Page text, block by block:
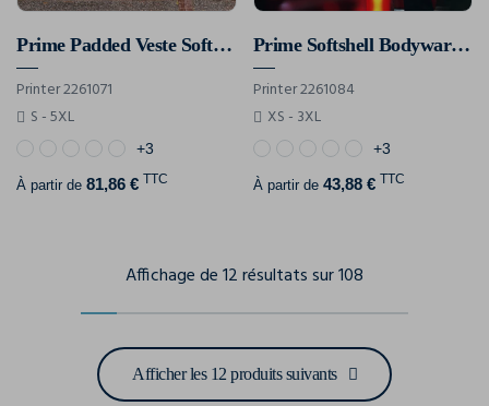
Prime Padded Veste Softshell Hommes
Printer 2261071
S - 5XL
+3
À partir de 81,86 € TTC
Prime Softshell Bodywarmer Femmes
Printer 2261084
XS - 3XL
+3
À partir de 43,88 € TTC
Affichage de 12 résultats sur 108
Afficher les 12 produits suivants